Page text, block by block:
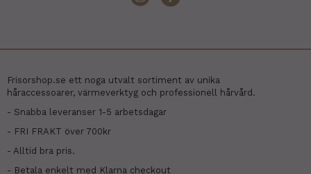
Frisorshop.se ett noga utvalt sortiment av unika
håraccessoarer, värmeverktyg och professionell hårvård.
- Snabba leveranser 1-5 arbetsdagar
- FRI FRAKT över 700kr
- Alltid bra pris.
- Betala enkelt med Klarna checkout